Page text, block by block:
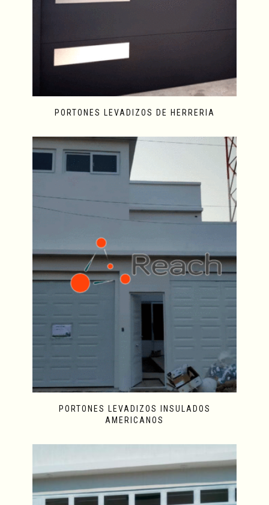
PORTONES LEVADIZOS DE HERRERIA
PORTONES LEVADIZOS INSULADOS
AMERICANOS